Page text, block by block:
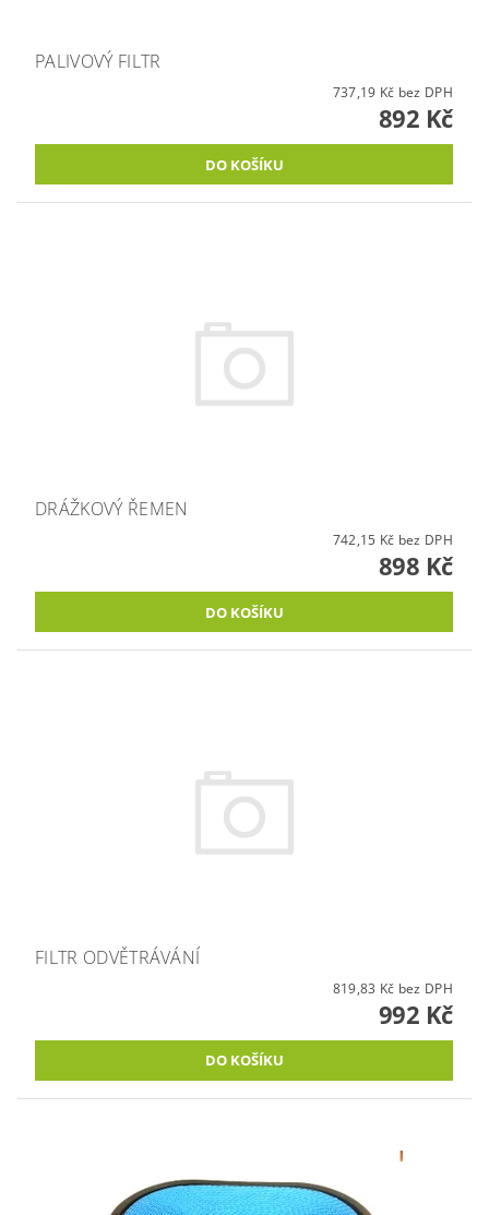
PALIVOVÝ FILTR
737,19 Kč bez DPH
892 Kč
DRÁŽKOVÝ ŘEMEN
742,15 Kč bez DPH
898 Kč
FILTR ODVĚTRÁVÁNÍ
819,83 Kč bez DPH
992 Kč